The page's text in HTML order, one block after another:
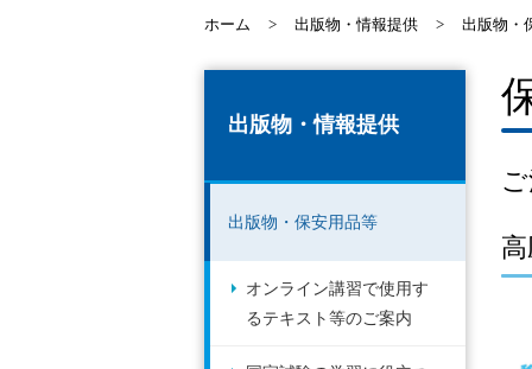
ホーム > 出版物・情報提供 > 出版物・
出版物・情報提供
出版物・保安用品等
オンライン講習で使用す
るテキスト等のご案内